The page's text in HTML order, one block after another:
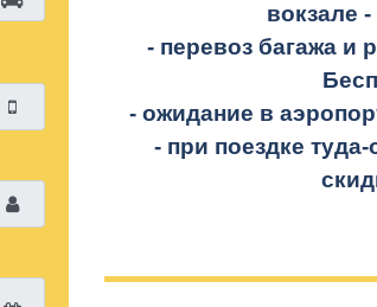
вокзале -
- перевоз багажа и
- ожидание в
- при поездке туда-